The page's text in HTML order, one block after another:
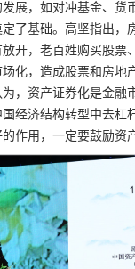
展，如对冲基金、货
了基础。高坚指出，
开，老百姓购买股票
化，造成股票和房地
，资产证券化是金融
经济结构转型中去杠
作用，一定要鼓励资